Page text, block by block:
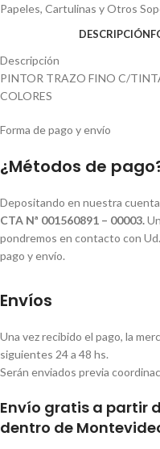
Papeles, Cartulinas y Otros
DESCRIPCIÓN
Descripción
PINTOR TRAZO FINO C/
COLORES
Forma de pago y envío
¿Métodos de
Depositando en nuestra
CTA Nª 001560891 – 00003.
pondremos en contacto con
pago y envío.
Envíos
Una vez recibido el pago, la
siguientes 24 a 48 hs.
Serán enviados previa
Envío gratis a partir
dentro de